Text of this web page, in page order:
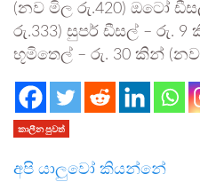
(නව මිල රු.420) ඔටෝ
රු.333) සුපර් ඩීසල් – රු. 9
භූමිතෙල් – රු. 30 කින් (නව
කාලීන පුවත්
අපි යාලුවෝ කියන්නේ